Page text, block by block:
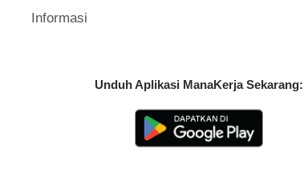
Informasi
Unduh Aplikasi ManaKerja Sekarang: